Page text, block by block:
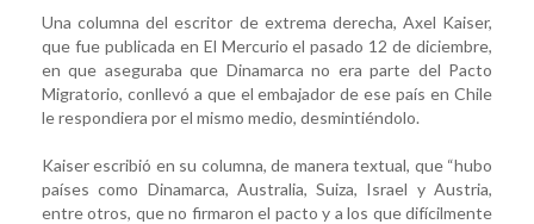
Una columna del escritor de extrema derecha, Axel Kaiser,
que fue publicada en El Mercurio el pasado 12 de diciembre,
en que aseguraba que Dinamarca no era parte del Pacto
Migratorio, conllevó a que el embajador de ese país en Chile
le respondiera por el mismo medio, desmintiéndolo.
Kaiser escribió en su columna, de manera textual, que “hubo
países como Dinamarca, Australia, Suiza, Israel y Austria,
entre otros, que no firmaron el pacto y a los que difícilmente